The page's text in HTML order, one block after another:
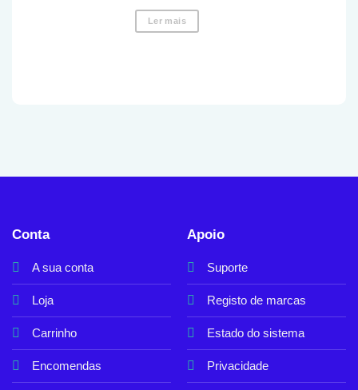
Ler mais
Conta
A sua conta
Loja
Carrinho
Encomendas
Apoio
Suporte
Registo de marcas
Estado do sistema
Privacidade